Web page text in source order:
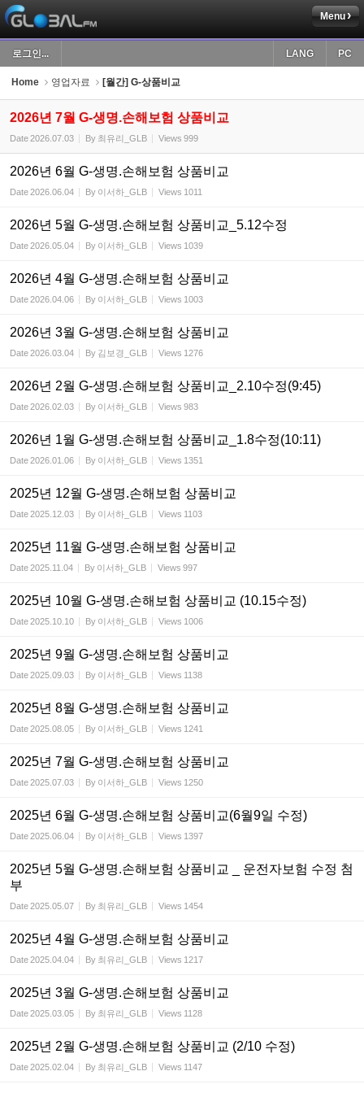
Menu
로그인... PC
LANG
Home 영업자료 [월간] G-상품비교
2026년 7월 G-생명.손해보험 상품비교
Date2026.07.03 By 최유리_GLB Views 999
2026년 6월 G-생명.손해보험 상품비교
Date2026.06.04 By 이서하_GLB Views 1011
2026년 5월 G-생명.손해보험 상품비교_5.12수정
Date2026.05.04 By 이서하_GLB Views 1039
2026년 4월 G-생명.손해보험 상품비교
Date2026.04.06 By 이서하_GLB Views 1003
2026년 3월 G-생명.손해보험 상품비교
Date2026.03.04 By 김보경_GLB Views 1276
2026년 2월 G-생명.손해보험 상품비교_2.10수정(9:45)
Date2026.02.03 By 이서하_GLB Views 983
2026년 1월 G-생명.손해보험 상품비교_1.8수정(10:11)
Date2026.01.06 By 이서하_GLB Views 1351
2025년 12월 G-생명.손해보험 상품비교
Date2025.12.03 By 이서하_GLB Views 1103
2025년 11월 G-생명.손해보험 상품비교
Date2025.11.04 By 이서하_GLB Views 997
2025년 10월 G-생명.손해보험 상품비교 (10.15수정)
Date2025.10.10 By 이서하_GLB Views 1006
2025년 9월 G-생명.손해보험 상품비교
Date2025.09.03 By 이서하_GLB Views 1138
2025년 8월 G-생명.손해보험 상품비교
Date2025.08.05 By 이서하_GLB Views 1241
2025년 7월 G-생명.손해보험 상품비교
Date2025.07.03 By 이서하_GLB Views 1250
2025년 6월 G-생명.손해보험 상품비교(6월9일 수정)
Date2025.06.04 By 이서하_GLB Views 1397
2025년 5월 G-생명.손해보험 상품비교 _ 운전자보험 수정 첨
부
Date2025.05.07 By 최유리_GLB Views 1454
2025년 4월 G-생명.손해보험 상품비교
Date2025.04.04 By 최유리_GLB Views 1217
2025년 3월 G-생명.손해보험 상품비교
Date2025.03.05 By 최유리_GLB Views 1128
2025년 2월 G-생명.손해보험 상품비교 (2/10 수정)
Date2025.02.04 By 최유리_GLB Views 1147
Sketchbook5, 스케치북5
Sketchbook5, 스케치북5